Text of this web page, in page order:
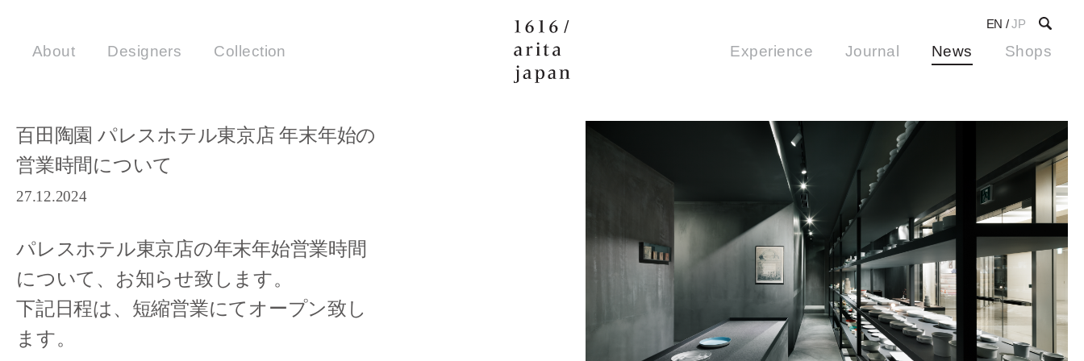
About Designers Collection Experience Journal News Shops
EN /JP
百田陶園 パレスホテル東京店 年末年始の
営業時間について
27.12.2024
パレスホテル東京店の年末年始営業時間
について、お知らせ致します。
下記日程は、短縮営業にてオープン致し
ます。